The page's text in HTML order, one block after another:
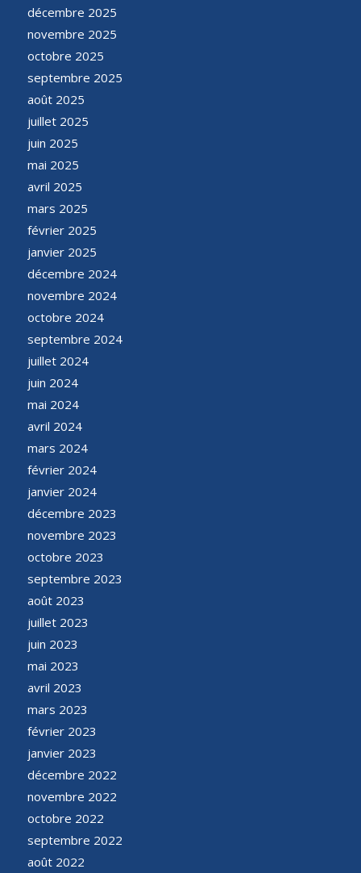
décembre 2025
novembre 2025
octobre 2025
septembre 2025
août 2025
juillet 2025
juin 2025
mai 2025
avril 2025
mars 2025
février 2025
janvier 2025
décembre 2024
novembre 2024
octobre 2024
septembre 2024
juillet 2024
juin 2024
mai 2024
avril 2024
mars 2024
février 2024
janvier 2024
décembre 2023
novembre 2023
octobre 2023
septembre 2023
août 2023
juillet 2023
juin 2023
mai 2023
avril 2023
mars 2023
février 2023
janvier 2023
décembre 2022
novembre 2022
octobre 2022
septembre 2022
août 2022